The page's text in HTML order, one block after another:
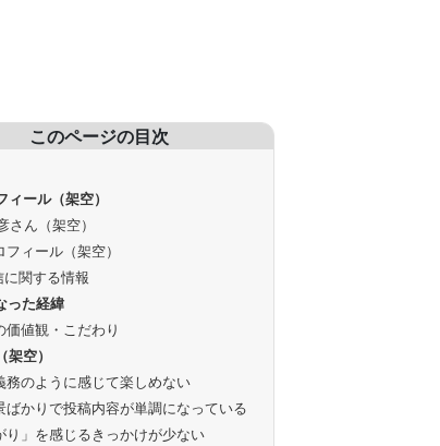
このページの目次
ィール（架空）
さん（架空）
フィール（架空）
に関する情報
った経緯
価値観・こだわり
空）
務のように感じて楽しめない
ばかりで投稿内容が単調になっている
り」を感じるきっかけが少ない